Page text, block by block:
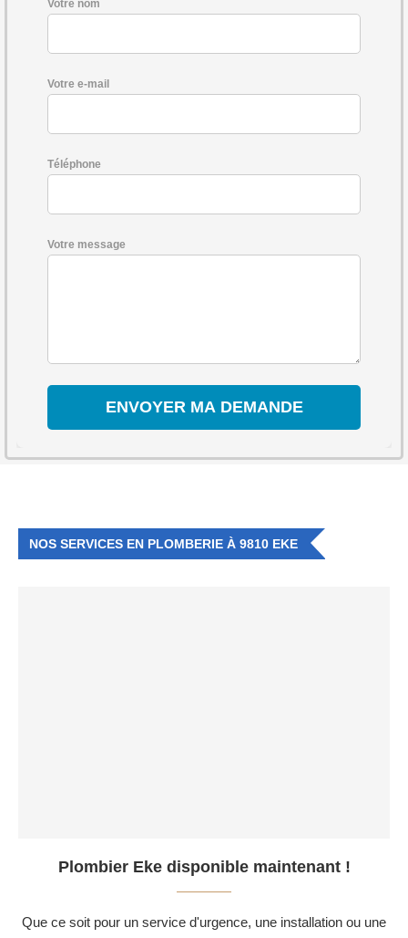
Votre nom
Votre e-mail
Téléphone
Votre message
NOS SERVICES EN PLOMBERIE À 9810 EKE
Plombier Eke disponible maintenant !
Que ce soit pour un service d'urgence, une installation ou une